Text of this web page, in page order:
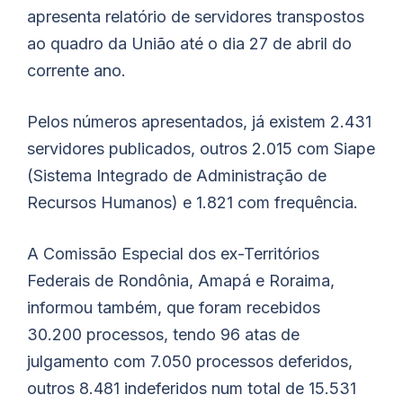
apresenta relatório de servidores transpostos
ao quadro da União até o dia 27 de abril do
corrente ano.
Pelos números apresentados, já existem 2.431
servidores publicados, outros 2.015 com Siape
(Sistema Integrado de Administração de
Recursos Humanos) e 1.821 com frequência.
A Comissão Especial dos ex-Territórios
Federais de Rondônia, Amapá e Roraima,
informou também, que foram recebidos
30.200 processos, tendo 96 atas de
julgamento com 7.050 processos deferidos,
outros 8.481 indeferidos num total de 15.531